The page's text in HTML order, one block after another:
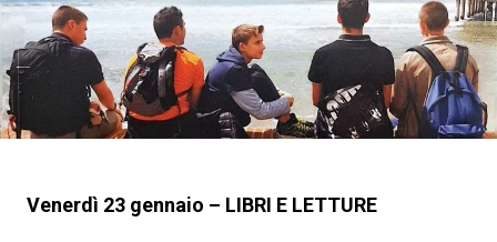
Venerdì 23 gennaio – LIBRI E LETTURE